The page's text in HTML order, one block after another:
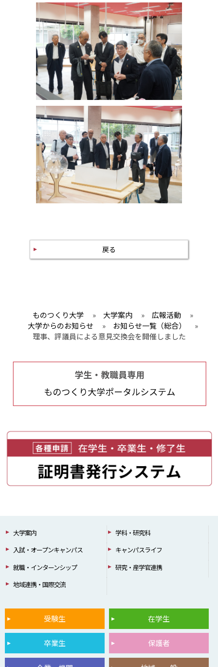
戻る
ものつくり大学 » 大学案内 » 広報活動
»
大学からのお知らせ
» お知らせ一覧（総合）
»
理事、評議員による意見交換会を開催しました
大学案内
学科・研究科
入試・オープンキャンパス
キャンパスライフ
就職・インターンシップ
研究・産学官連携
地域連携・国際交流
受験生 在学生
卒業生 保護者